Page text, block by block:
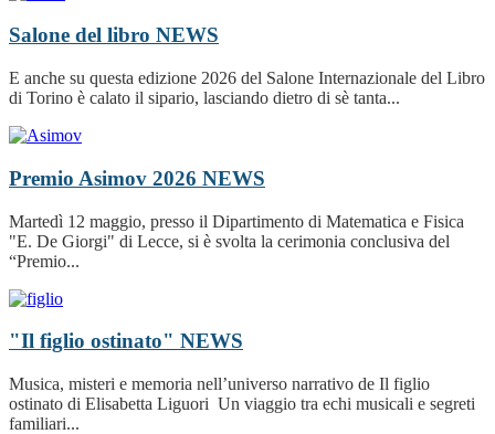
Salone del libro NEWS
E anche su questa edizione 2026 del Salone Internazionale del Libro
di Torino è calato il sipario, lasciando dietro di sè tanta...
Premio Asimov 2026 NEWS
Martedì 12 maggio, presso il Dipartimento di Matematica e Fisica
"E. De Giorgi" di Lecce, si è svolta la cerimonia conclusiva del
“Premio...
"Il figlio ostinato" NEWS
Musica, misteri e memoria nell’universo narrativo de Il figlio
ostinato di Elisabetta Liguori Un viaggio tra echi musicali e segreti
familiari...